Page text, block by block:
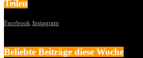
Teilen
Facebook Instagram
Beliebte Beiträge diese Woche